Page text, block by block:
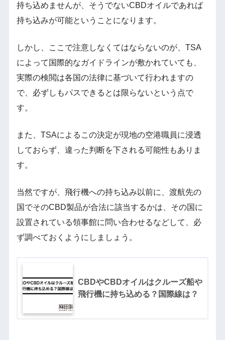
持ち込めませんが、そうでないCBDオイルであれば
持ち込みが可能ということになります。
しかし、ここで注意しなくてはならないのが、TSA
によって国際的なガイドラインが敷かれていても、
実際の検閲は各国の法律に基づいて行われますの
で、必ずしもパスできるとは限らないという点で
す。
また、TSAによるこの決定が現地の空港職員に浸透
しておらず、違った判断を下される可能性もありま
す。
当然ですが、飛行機への持ち込み以前に、渡航先の
国でそのCBD製品が合法に該当するかは、その国に
設置されている領事館に問い合わせるなどして、必
ず調べておくようにしましょう。
CBDやCBDオイルはクルーズ船や
飛行機に持ち込める？国際線は？